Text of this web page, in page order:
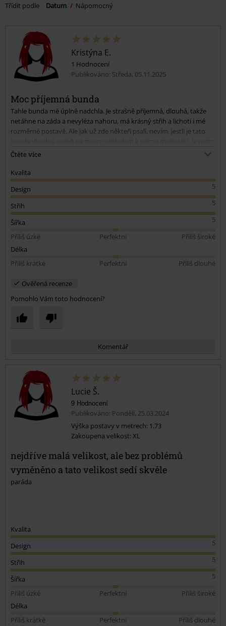
Třídit podle
Datum Nápomocný
Kristýna E.
1 Hodnocení
Publikováno: Středa, 05.11.2025
Moc příjemná bunda
Tahle bunda mě úplně nadchla. Je strašně příjemná, dlouhá, takže
netáhne na záda a nevyléza nahoru, má krásný střih a lichotí i mé
rozměrné postavě. Ale jak už zde někteří psali, nevím, jestli je tato
lepší vzít si trošku větší velikost, aby se pod ní vešla mikina nebo
nějaká pěkná šála.
Čtěte více
Kvalita
5
Design
5
Střih
5
Šířka
Příliš úzké
Perfektní
Příliš široké
Délka
Příliš krátké
Perfektní Příliš dlouhé
Ověřená recenze
Pomohlo Vám toto hodnocení?
Komentář
Odeslat komentář
Lucie Š.
9 Hodnocení
Publikováno: Pondělí, 25.03.2024
Výška postavy v metrech: 1,73
Zakoupena velikost: XL
nejdříve malá velikost, ale bez problémů
vyměněno a tato velikost sedí skvěle
paráda
Kvalita
5
Design
5
Střih
5
Šířka
Příliš úzké
Perfektní
Příliš široké
Délka
Příliš krátké
Perfektní Příliš dlouhé